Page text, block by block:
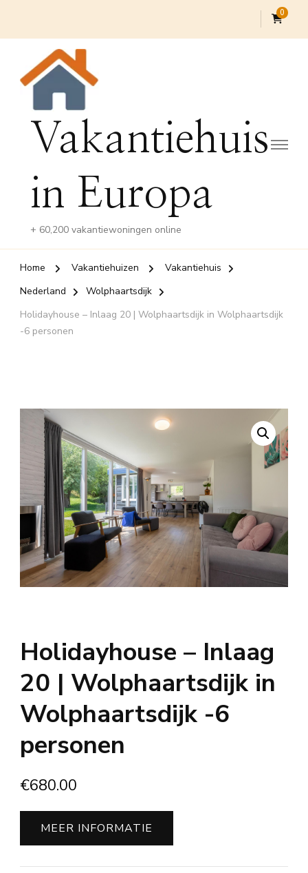
0
Vakantiehuis
in Europa
+ 60,200 vakantiewoningen online
Home Vakantiehuizen
Vakantiehuis
Nederland
Wolphaartsdijk
Holidayhouse – Inlaag 20 | Wolphaartsdijk in Wolphaartsdijk
-6 personen
Holidayhouse – Inlaag
20 | Wolphaartsdijk in
Wolphaartsdijk -6
personen
€680.00
MEER INFORMATIE